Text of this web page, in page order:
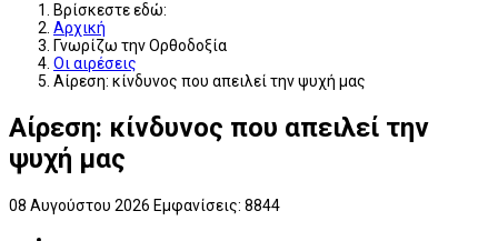
Βρίσκεστε εδώ:
Αρχική
Γνωρίζω την Ορθοδοξία
Οι αιρέσεις
Αίρεση: κίνδυνος που απειλεί την ψυχή μας
Αίρεση: κίνδυνος που απειλεί την
ψυχή μας
08 Αυγούστου 2026 Εμφανίσεις: 8844